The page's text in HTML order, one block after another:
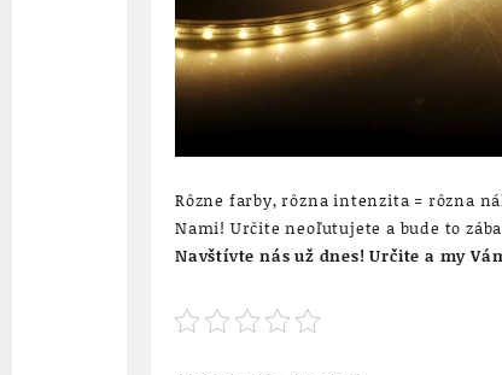
Rôzne farby, rôzna intenzita = rôzna
Nami! Určite neoľutujete a bude to
Navštívte nás už dnes! Určite a my